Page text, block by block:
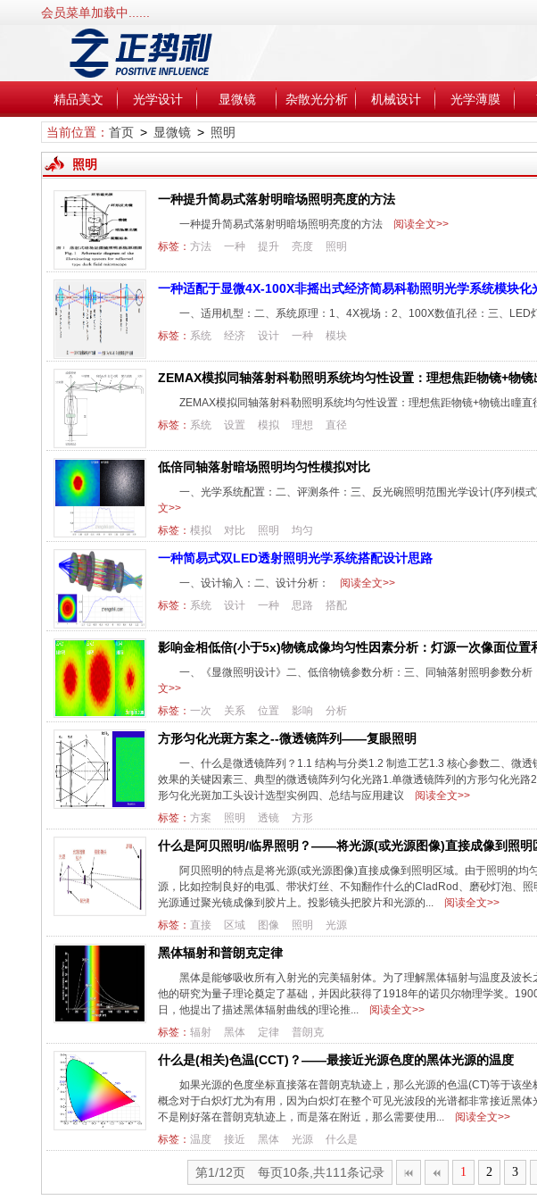
会员菜单加载中......
精品美文 光学设计 显微镜 杂散光分析 机械设计 光学薄膜
当前位置： 首页> 显微镜> 照明
照明
一种提升简易式落射明暗场照明亮度的方法
一种提升简易式落射明暗场照明亮度的方法
阅读全文>>
标签： 方法 一种 提升 亮度 照明
一种适配于显微4X-100X非摇出式经济简易科勒照明光学系统模块
一、适用机型：二、系统原理：1、4X视场：2、100X数值孔径：三、
标签： 系统 经济 设计 一种 模块
ZEMAX模拟同轴落射科勒照明系统均匀性设置：理想焦距物镜+物
ZEMAX模拟同轴落射科勒照明系统均匀性设置：理想焦距物镜+物镜出瞳直
标签： 系统 设置 模拟 理想 直径
低倍同轴落射暗场照明均匀性模拟对比
一、光学系统配置：二、评测条件：三、反光碗照明范围光学设计(序列模
文>>
标签： 模拟 对比 照明 均匀
一种简易式双LED透射照明光学系统搭配设计思路
一、设计输入：二、设计分析：
阅读全文>>
标签： 系统 设计 一种 思路 搭配
影响金相低倍(小于5x)物镜成像均匀性因素分析：灯源一次像面位置
一、《显微照明设计》二、低倍物镜参数分析：三、同轴落射照明参数分
文>>
标签： 一次 关系 位置 影响 分析
方形匀化光斑方案之--微透镜阵列——复眼照明
一、什么是微透镜阵列？1.1 结构与分类1.2 制造工艺1.3 核心参数二、微
效果的关键因素三、典型的微透镜阵列匀化光路1.单微透镜阵列的方形匀化光
形匀化光斑加工头设计选型实例四、总结与应用建议
阅读全文>>
标签： 方案 照明 透镜 方形
什么是阿贝照明/临界照明？——将光源(或光源图像)直接成像到照明
阿贝照明的特点是将光源(或光源图像)直接成像到照明区域。由于照明的
源，比如控制良好的电弧、带状灯丝、不知翻作什么的CladRod、磨砂灯泡、
光源通过聚光镜成像到胶片上。投影镜头把胶片和光源的...
阅读全文>>
标签： 直接 区域 图像 照明 光源
黑体辐射和普朗克定律
黑体是能够吸收所有入射光的完美辐射体。为了理解黑体辐射与温度及波
他的研究为量子理论奠定了基础，并因此获得了1918年的诺贝尔物理学奖。
日，他提出了描述黑体辐射曲线的理论推...
阅读全文>>
标签： 辐射 黑体 定律 普朗克
什么是(相关)色温(CCT)？——最接近光源色度的黑体光源的温度
如果光源的色度坐标直接落在普朗克轨迹上，那么光源的色温(CT)等于该
概念对于白炽灯尤为有用，因为白炽灯在整个可见光波段的光谱都非常接近黑
不是刚好落在普朗克轨迹上，而是落在附近，那么需要使用...
阅读全文>>
标签： 温度 接近 黑体 光源 什么是
第1/12页 每页10条,共111条记录 1 2 3